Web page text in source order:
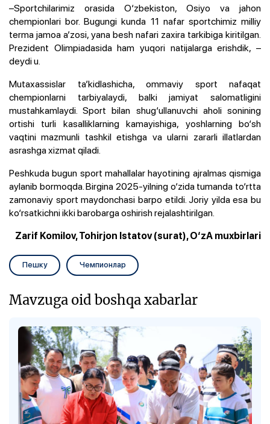
–Sportchilarimiz orasida O‘zbekiston, Osiyo va jahon
chempionlari bor. Bugungi kunda 11 nafar sportchimiz milliy
terma jamoa a’zosi, yana besh nafari zaxira tarkibiga kiritilgan.
Prezident Olimpiadasida ham yuqori natijalarga erishdik, –
deydi u.
Mutaxassislar ta’kidlashicha, ommaviy sport nafaqat
chempionlarni tarbiyalaydi, balki jamiyat salomatligini
mustahkamlaydi. Sport bilan shug‘ullanuvchi aholi sonining
ortishi turli kasalliklarning kamayishiga, yoshlarning bo‘sh
vaqtini mazmunli tashkil etishga va ularni zararli illatlardan
asrashga xizmat qiladi.
Peshkuda bugun sport mahallalar hayotining ajralmas qismiga
aylanib bormoqda. Birgina 2025-yilning o‘zida tumanda to‘rtta
zamonaviy sport maydonchasi barpo etildi. Joriy yilda esa bu
ko‘rsatkichni ikki barobarga oshirish rejalashtirilgan.
Zarif Komilov, Tohirjon Istatov (surat), O‘zA muxbirlari
Пешку Чемпионлар
Mavzuga oid boshqa xabarlar